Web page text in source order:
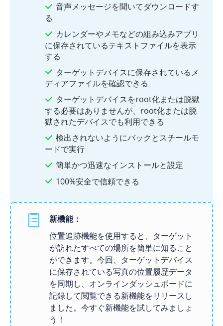
音声メッセージを聞いてダウンロードす
る
カレンダーやメモなどの組み込みアプリ
に保存されているテキストファイルを表示
する
ターゲットデバイスに保存されているメ
ディアファイルを確認できる
ターゲットデバイスをroot化または脱獄
する必要はありませんが、root化または脱
獄されたデバイスでも利用できる
検出されないようにバックとスチールモ
ードで実行
簡単かつ迅速なインストールと設定
100%安全で信頼できる
新機能：
位置追跡機能を使用すると、ターゲット
が訪れたすべての場所を簡単に知ること
ができます。今回、ターゲットデバイス
に保存されている写真の位置履歴データ
を同期し、オンラインダッシュボードに
記録して閲覧できる新機能をリリースし
ました。今すぐ新機能を試してみましょ
う！